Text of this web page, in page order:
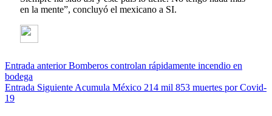
en la mente”, concluyó el mexicano a SI.
Entrada anterior Bomberos controlan rápidamente incendio en
bodega
Entrada Siguiente Acumula México 214 mil 853 muertes por Covid-
19